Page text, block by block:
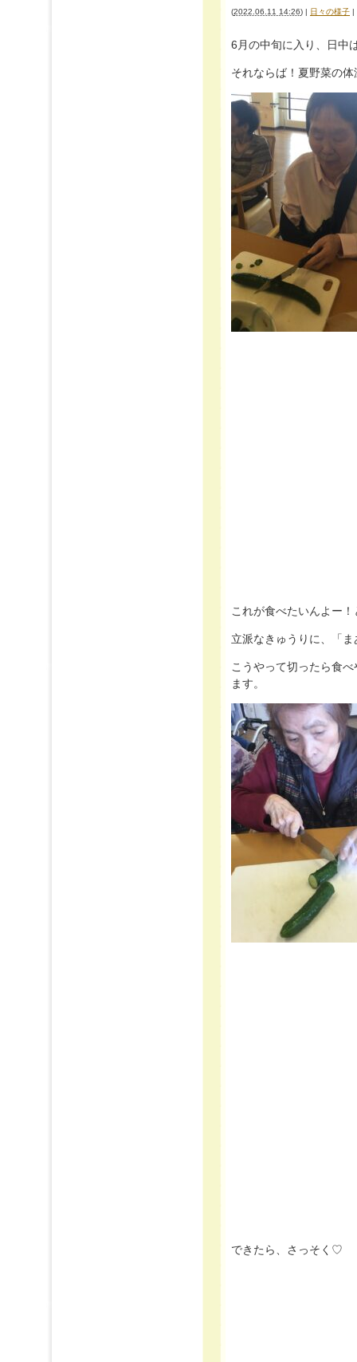
(2022.06.11 14:26) | 日々の様子 |
6月の中旬に入り、日中
それならば！夏野菜の
これが食べたいんよー
立派なきゅうりに、「
こうやって切ったら食
ます。
できたら、さっそく♡